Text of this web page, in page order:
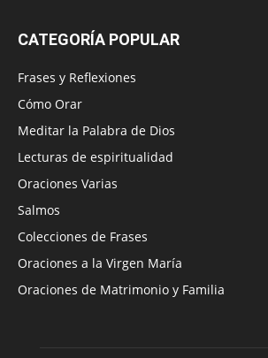
CATEGORÍA POPULAR
Frases y Reflexiones
Cómo Orar
Meditar la Palabra de Dios
Lecturas de espiritualidad
Oraciones Varias
Salmos
Colecciones de Frases
Oraciones a la Virgen María
Oraciones de Matrimonio y Familia